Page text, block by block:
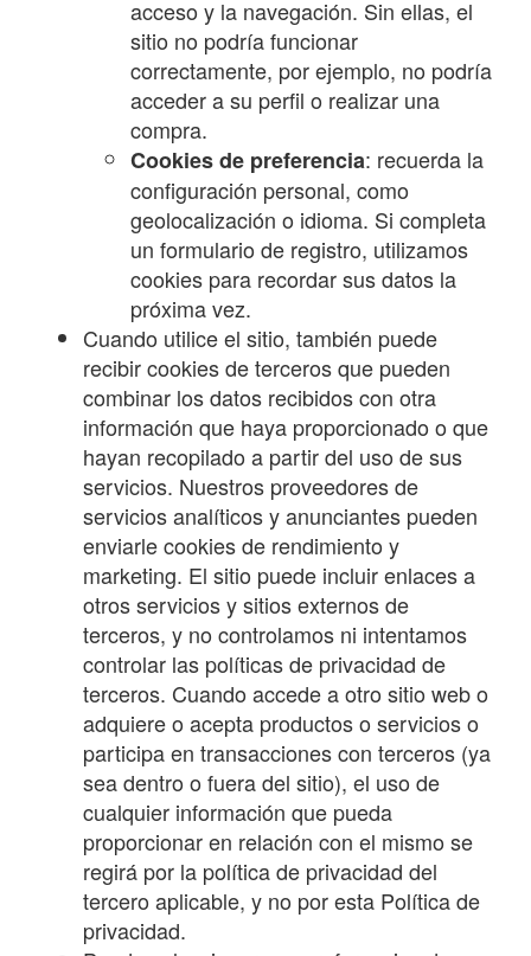
acceso y la navegación. Sin ellas, el
sitio no podría funcionar
correctamente, por ejemplo, no podría
acceder a su perfil o realizar una
compra.
Cookies de preferencia: recuerda la
configuración personal, como
geolocalización o idioma. Si completa
un formulario de registro, utilizamos
cookies para recordar sus datos la
próxima vez.
Cuando utilice el sitio, también puede
recibir cookies de terceros que pueden
combinar los datos recibidos con otra
información que haya proporcionado o que
hayan recopilado a partir del uso de sus
servicios. Nuestros proveedores de
servicios analíticos y anunciantes pueden
enviarle cookies de rendimiento y
marketing. El sitio puede incluir enlaces a
otros servicios y sitios externos de
terceros, y no controlamos ni intentamos
controlar las políticas de privacidad de
terceros. Cuando accede a otro sitio web o
adquiere o acepta productos o servicios o
participa en transacciones con terceros (ya
sea dentro o fuera del sitio), el uso de
cualquier información que pueda
proporcionar en relación con el mismo se
regirá por la política de privacidad del
tercero aplicable, y no por esta Política de
privacidad.